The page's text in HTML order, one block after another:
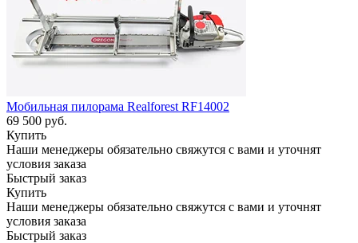
Мобильная пилорама Realforest RF14002
69 500 руб.
Купить
Наши менеджеры обязательно свяжутся с вами и уточнят
условия заказа
Быстрый заказ
Купить
Наши менеджеры обязательно свяжутся с вами и уточнят
условия заказа
Быстрый заказ